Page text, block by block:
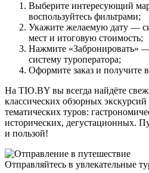
Выберите интересующий
воспользуйтесь фильтрами;
Укажите желаемую дату —
мест и итоговую стоимость;
Нажмите «Забронировать»
систему туроператора;
Оформите заказ и получите
На TIO.BY вы всегда найдёте
классических обзорных
тематических туров:
исторических, дегустационных.
и пользой!
Отправляйтесь в увлекательные